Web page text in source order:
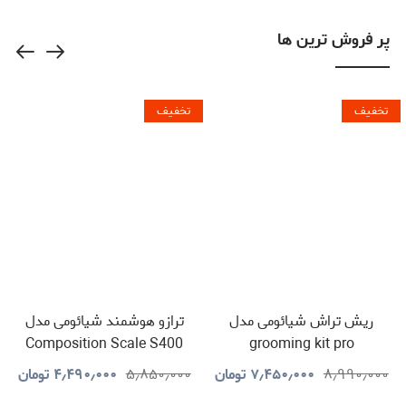
پر فروش ترین ها
تخفیف
ریش تراش شیائومی مدل
grooming kit pro
۸٫۹۹۰٫۰۰۰ ۷٫۴۵۰٫۰۰۰ تومان
تخفیف
ترازو هوشمند شیائومی مدل
Composition Scale S400
۵٫۸۵۰٫۰۰۰ ۴٫۴۹۰٫۰۰۰ تومان